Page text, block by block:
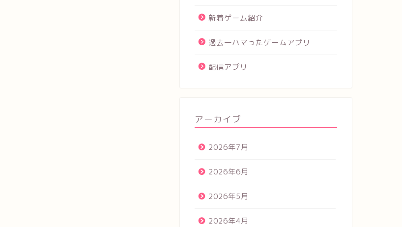
新着ゲーム紹介
過去一ハマったゲームアプリ
配信アプリ
アーカイブ
2026年7月
2026年6月
2026年5月
2026年4月